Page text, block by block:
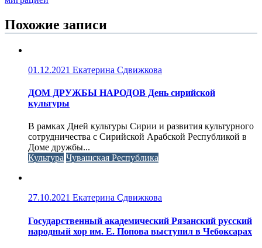
Похожие записи
01.12.2021 Екатерина Сдвижкова
ДОМ ДРУЖБЫ НАРОДОВ День сирийской
культуры
В рамках Дней культуры Сирии и развития культурного
сотрудничества с Сирийской Арабской Республикой в
Доме дружбы...
Культура Чувашская Республика
27.10.2021 Екатерина Сдвижкова
Государственный академический Рязанский русский
народный хор им. Е. Попова выступил в Чебоксарах